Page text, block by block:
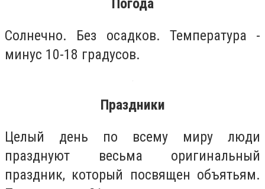
Погода
Солнечно. Без осадков. Температура -
минус 10-18 градусов.
Праздники
Целый день по всему миру люди
празднуют весьма оригинальный
праздник, который посвящен объятьям.